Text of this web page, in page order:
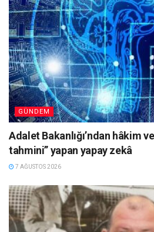
GÜNDEM
Adalet Bakanlığı’ndan hâkim
tahmini” yapan yapay zekâ
7 AĞUSTOS 2026